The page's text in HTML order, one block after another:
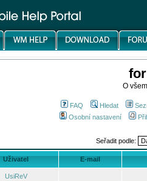
O
FAQ Hledat
Osobní nastavení
Seřadit podle:
Uživatel E-mail
UsiReV